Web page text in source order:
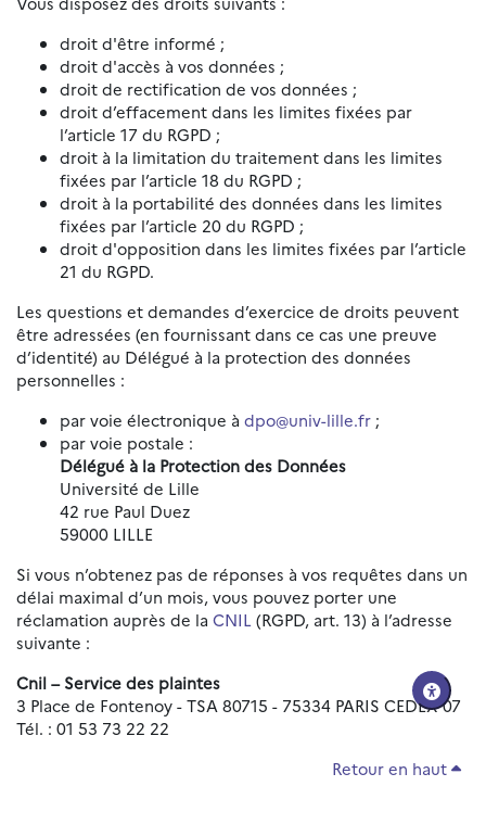
droit d'être informé ;
droit d'accès à vos données ;
droit de rectification de vos données ;
droit d’effacement dans les limites fixées par
l’article 17 du RGPD ;
droit à la limitation du traitement dans les limites
fixées par l’article 18 du RGPD ;
droit à la portabilité des données dans les limites
fixées par l’article 20 du RGPD ;
droit d'opposition dans les limites fixées par l’article
21 du RGPD.
Les questions et demandes d’exercice de droits peuvent
être adressées (en fournissant dans ce cas une preuve
d’identité) au Délégué à la protection des données
personnelles :
par voie électronique à dpo@univ-lille.fr ;
par voie postale :
Délégué à la Protection des Données
Université de Lille
42 rue Paul Duez
59000 LILLE
Si vous n’obtenez pas de réponses à vos requêtes dans un
délai maximal d’un mois, vous pouvez porter une
réclamation auprès de la CNIL (RGPD, art. 13) à l’adresse
suivante :
Cnil – Service des plaintes
3 Place de Fontenoy - TSA 80715 - 75334 PARIS CEDEX 07
Tél. : 01 53 73 22 22
Retour en haut